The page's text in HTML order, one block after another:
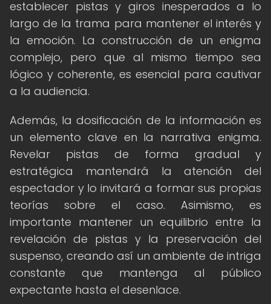
establecer pistas y giros inesperados a lo
largo de la trama para mantener el interés y
la emoción. La construcción de un enigma
complejo, pero que al mismo tiempo sea
lógico y coherente, es esencial para cautivar
a la audiencia.
Además, la dosificación de la información es
un elemento clave en la narrativa enigma.
Revelar pistas de forma gradual y
estratégica mantendrá la atención del
espectador y lo invitará a formar sus propias
teorías sobre el caso. Asimismo, es
importante mantener un equilibrio entre la
revelación de pistas y la preservación del
suspenso, creando así un ambiente de intriga
constante que mantenga al público
expectante hasta el desenlace.